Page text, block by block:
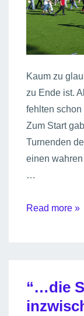
Kaum zu
zu Ende ist.
fehlten
Zum Start
Turnenden
einen
…
los?
Read more »
“…die